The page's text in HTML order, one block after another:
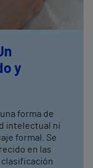
y
forma de
intelectual ni
formal. Se
en las